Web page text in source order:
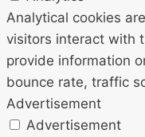
Analytical cookies
visitors interact with
provide information
bounce rate, traffic
Advertisement
Advertisement